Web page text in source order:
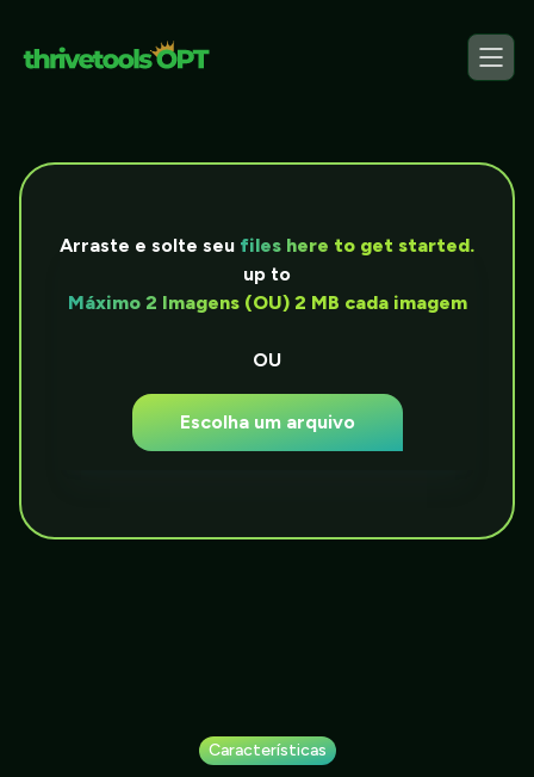
Arraste e solte seu files here to get started.
up to
Máximo 2 Imagens (OU) 2 MB cada imagem
OU
Escolha um arquivo
Características